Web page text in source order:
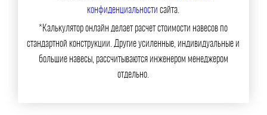
конфиденциальности сайта.
*Калькулятор онлайн делает расчет стоимости навесов по
стандартной конструкции. Другие усиленные, индивидуальные и
большие навесы, рассчитываются инженером менеджером
отдельно.